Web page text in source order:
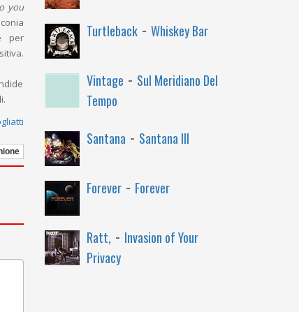
you
per
Turtleback- Whiskey Bar
Vintage - Sul Meridiano Del
Tempo
Santana - Santana III
Forever- Forever
Ratt, - Invasion of Your
Privacy